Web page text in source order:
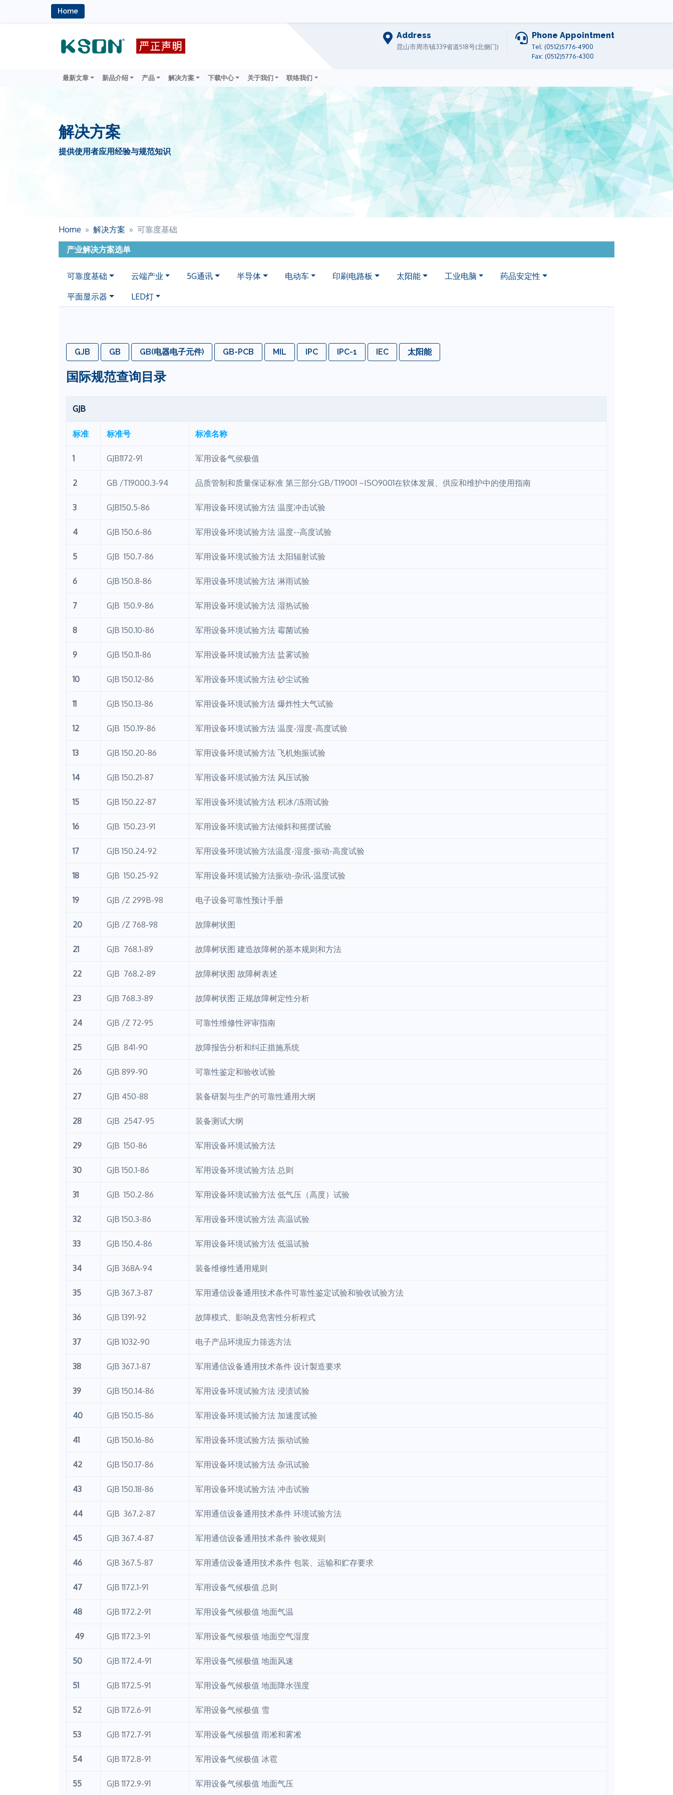
Home
Address
昆山市周市镇339省道518号(北侧门)
Phone Appointment
Tel: (0512)5776-4900
Fax: (0512)5776-4300
最新文章 新品介绍 产品 解决方案 下载中心 关于我们 联络我们
解决方案
提供使用者应用经验与规范知识
Home 解决方案
可靠度基础
产业解决方案选单
可靠度基础 云端产业 5G通讯 半导体 电动车 印刷电路板 太阳能 工业电脑 药品安定性
平面显示器 LED灯
GJB GB GB(电器电子元件) GB-PCB MIL IPC IPC-1 IEC 太阳能
国际规范查询目录
GJB
标准 标准号 标准名称
1 GJB1172-91 军用设备气侯极值
2 GB /T19000.3-94 品质管制和质量保证标准 第三部分:GB/T19001 ~ISO9001在软体发展、供应和维护中的使用指南
3 GJB150.5-86 军用设备环境试验方法 温度冲击试验
4 GJB 150.6-86 军用设备环境试验方法 温度--高度试验
5 GJB 150.7-86 军用设备环境试验方法 太阳辐射试验
6 GJB 150.8-86 军用设备环境试验方法 淋雨试验
7 GJB 150.9-86 军用设备环境试验方法 湿热试验
8 GJB 150.10-86 军用设备环境试验方法 霉菌试验
9 GJB 150.11-86 军用设备环境试验方法 盐雾试验
10 GJB 150.12-86 军用设备环境试验方法 砂尘试验
11 GJB 150.13-86 军用设备环境试验方法 爆炸性大气试验
12 GJB 150.19-86 军用设备环境试验方法 温度-湿度-高度试验
13 GJB 150.20-86 军用设备环境试验方法 飞机炮振试验
14 GJB 150.21-87 军用设备环境试验方法 风压试验
15 GJB 150.22-87 军用设备环境试验方法 积冰/冻雨试验
16 GJB 150.23-91 军用设备环境试验方法倾斜和摇摆试验
17 GJB 150.24-92 军用设备环境试验方法温度-湿度-振动-高度试验
18 GJB 150.25-92 军用设备环境试验方法振动-杂讯-温度试验
19 GJB /Z 299B-98 电子设备可靠性预计手册
20 GJB /Z 768-98 故障树状图
21 GJB 768.1-89 故障树状图 建造故障树的基本规则和方法
22 GJB 768.2-89 故障树状图 故障树表述
23 GJB 768.3-89 故障树状图 正规故障树定性分析
24 GJB /Z 72-95 可靠性维修性评审指南
25 GJB 841-90 故障报告分析和纠正措施系统
26 GJB 899-90 可靠性鉴定和验收试验
27 GJB 450-88 装备研製与生产的可靠性通用大纲
28 GJB 2547-95 装备测试大纲
29 GJB 150-86 军用设备环境试验方法
30 GJB 150.1-86 军用设备环境试验方法 总则
31 GJB 150.2-86 军用设备环境试验方法 低气压（高度）试验
32 GJB 150.3-86 军用设备环境试验方法 高温试验
33 GJB 150.4-86 军用设备环境试验方法 低温试验
34 GJB 368A-94 装备维修性通用规则
35 GJB 367.3-87 军用通信设备通用技术条件可靠性鉴定试验和验收试验方法
36 GJB 1391-92 故障模式、影响及危害性分析程式
37 GJB 1032-90 电子产品环境应力筛选方法
38 GJB 367.1-87 军用通信设备通用技术条件 设计製造要求
39 GJB 150.14-86 军用设备环境试验方法 浸渍试验
40 GJB 150.15-86 军用设备环境试验方法 加速度试验
41 GJB 150.16-86 军用设备环境试验方法 振动试验
42 GJB 150.17-86 军用设备环境试验方法 杂讯试验
43 GJB 150.18-86 军用设备环境试验方法 冲击试验
44 GJB 367.2-87 军用通信设备通用技术条件 环境试验方法
45 GJB 367.4-87 军用通信设备通用技术条件 验收规则
46 GJB 367.5-87 军用通信设备通用技术条件 包装、运输和贮存要求
47 GJB 1172.1-91 军用设备气候极值 总则
48 GJB 1172.2-91 军用设备气候极值 地面气温
49 GJB 1172.3-91 军用设备气候极值 地面空气湿度
50 GJB 1172.4-91 军用设备气候极值 地面风速
51 GJB 1172.5-91 军用设备气候极值 地面降水强度
52 GJB 1172.6-91 军用设备气候极值 雪
53 GJB 1172.7-91 军用设备气候极值 雨凇和雾凇
54 GJB 1172.8-91 军用设备气候极值 冰雹
55 GJB 1172.9-91 军用设备气候极值 地面气压